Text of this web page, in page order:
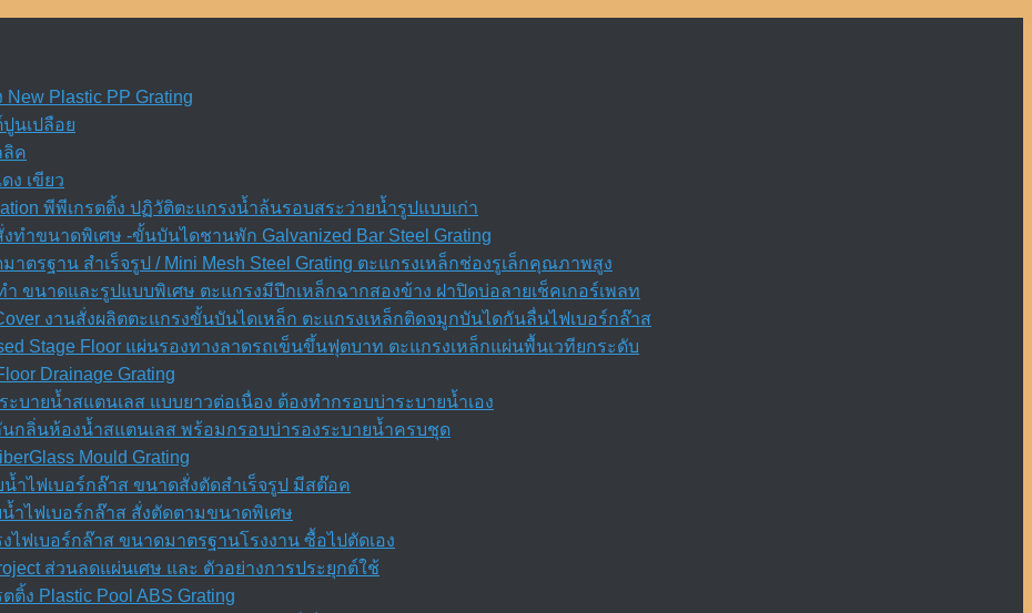
Plastic PP Grating
นเปลือย
ลิค
ง เขียว
พีพีเกรตติ้ง ปฏิวัติตะแกรงน้ำล้นรอบสระว่ายน้ำรูปแบบเก่า
ำขนาดพิเศษ -ขั้นบันไดชานพัก Galvanized Bar Steel Grating
าตรฐาน สำเร็จรูป / Mini Mesh Steel Grating ตะแกรงเหล็กช่องรูเล็กคุณภาพสูง
ำ ขนาดและรูปแบบพิเศษ ตะแกรงมีปีกเหล็กฉากสองข้าง ฝาปิดบ่อลายเช็คเกอร์เพลท
งานสั่งผลิตตะแกรงขั้นบันไดเหล็ก ตะแกรงเหล็กติดจมูกบันไดกันลื่นไฟเบอร์กล๊าส
Stage Floor แผ่นรองทางลาดรถเข็นขึ้นฟุตบาท ตะแกรงเหล็กแผ่นพื้นเวทียกระดับ
Drainage Grating
บายน้ำสแตนเลส แบบยาวต่อเนื่อง ต้องทำกรอบบ่าระบายน้ำเอง
นกลิ่นห้องน้ำสแตนเลส พร้อมกรอบบ่ารองระบายน้ำครบชุด
Mould Grating
น้ำไฟเบอร์กล๊าส ขนาดสั่งตัดสำเร็จรูป มีสต๊อค
น้ำไฟเบอร์กล๊าส สั่งตัดตามขนาดพิเศษ
ไฟเบอร์กล๊าส ขนาดมาตรฐานโรงงาน ซื้อไปตัดเอง
ส่วนลดแผ่นเศษ และ ตัวอย่างการประยุกต์ใช้
ติ้ง Plastic Pool ABS Grating